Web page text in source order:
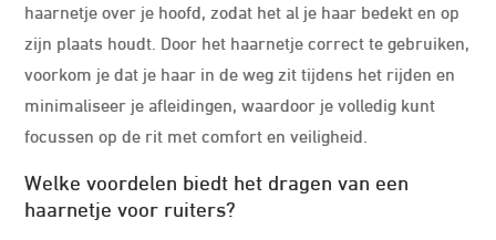
haarnetje over je hoofd, zodat het al je haar bedekt en op
zijn plaats houdt. Door het haarnetje correct te gebruiken,
voorkom je dat je haar in de weg zit tijdens het rijden en
minimaliseer je afleidingen, waardoor je volledig kunt
focussen op de rit met comfort en veiligheid.
Welke voordelen biedt het dragen van een
haarnetje voor ruiters?